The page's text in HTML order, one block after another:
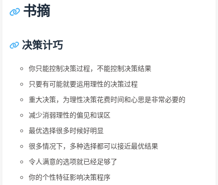
书摘
决策计巧
你只能控制决策过程，不能控制决策结果
只要有可能就要运用理性的决策过程
重大决策，为理性决策花费时间和心思是非常必要的
减少消弱理性的偏见和误区
最优选择很多时候好明显
很多情况下，多种选择都可以接近最优结果
令人满意的选项就已经足够了
你的个性特征影响决策程序